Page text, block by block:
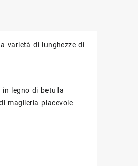
varietà di lunghezze di
legno di betulla
maglieria piacevole